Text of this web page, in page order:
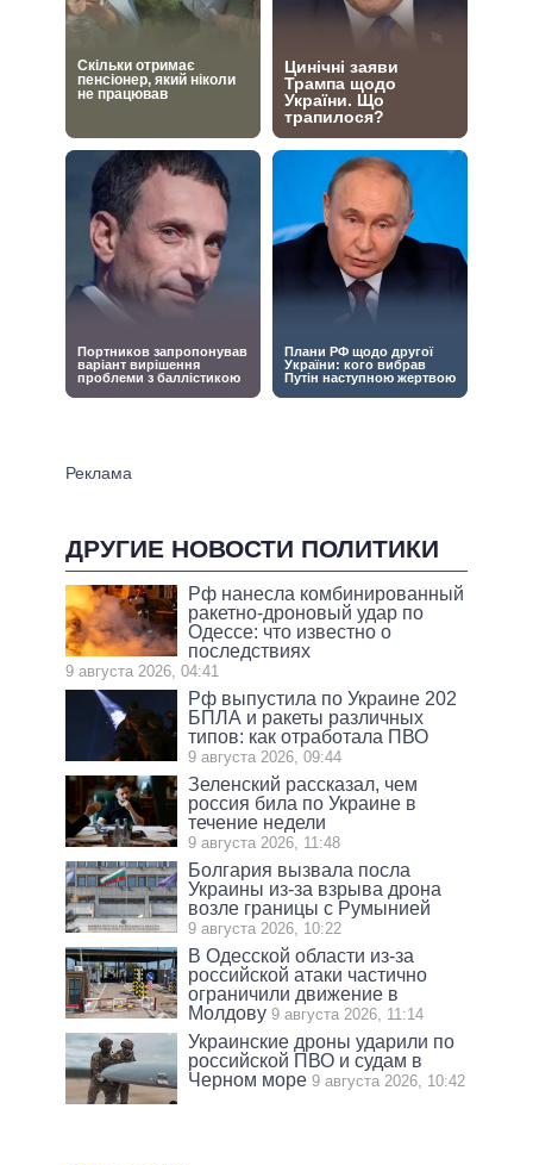
ДРУГИЕ НОВОСТИ ПОЛИТИКИ
Рф нанесла комбинированный
ракетно-дроновый удар по
Одессе: что известно о
последствиях
9 августа 2026, 04:41
Рф выпустила по Украине 202
БПЛА и ракеты различных
типов: как отработала ПВО
9 августа 2026, 09:44
Зеленский рассказал, чем
россия била по Украине в
течение недели
9 августа 2026, 11:48
Болгария вызвала посла
Украины из-за взрыва дрона
возле границы с Румынией
9 августа 2026, 10:22
В Одесской области из-за
российской атаки частично
ограничили движение в
Молдову 9 августа 2026, 11:14
Украинские дроны ударили по
российской ПВО и судам в
Черном море 9 августа 2026, 10:42